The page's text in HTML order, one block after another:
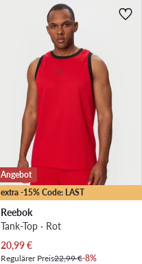
extra -15% Code: LAST
Angebot
Reebok
Tank-Top · Rot
Aktueller Preis
20,99€
Regulärer Preis22,99 €-8%